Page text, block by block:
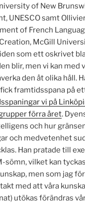
of New
UNESCO samt
of French
McGill
som ett oskrivet
blir, men vi kan med
den åt olika håll.
framtidsspana på
vi på
förra året.
och hur
och medvetenhet
Han pratade till
sömn, vilket kan
men som jag
med att våra
utökas förändras